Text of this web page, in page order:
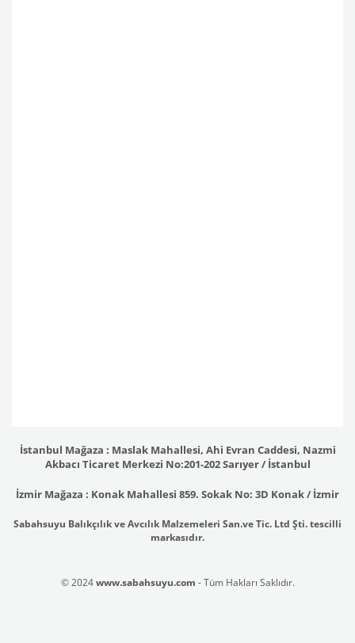
İstanbul Mağaza : Maslak Mahallesi, Ahi Evran Caddesi, Nazmi
Akbacı Ticaret Merkezi No:201-202 Sarıyer / İstanbul
İzmir Mağaza : Konak Mahallesi 859. Sokak No: 3D Konak / İzmir
Sabahsuyu Balıkçılık ve Avcılık Malzemeleri San.ve Tic. Ltd Şti. tescilli
markasıdır.
© 2024www.sabahsuyu.com - Tüm Hakları Saklıdır.